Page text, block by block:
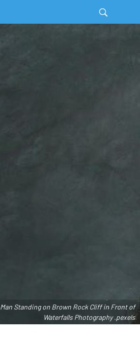
Man Standing on Brown Rock Cliff in Front of
Waterfalls Photography .pexels